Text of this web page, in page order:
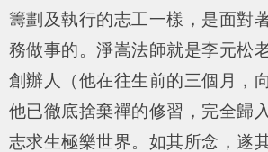
籌劃及執行的志工一樣，是面對
務做事的。淨嵩法師就是李元松
創辦人（他在往生前的三個月，
他已徹底捨棄禪的修習，完全歸
志求生極樂世界。如其所念，遂